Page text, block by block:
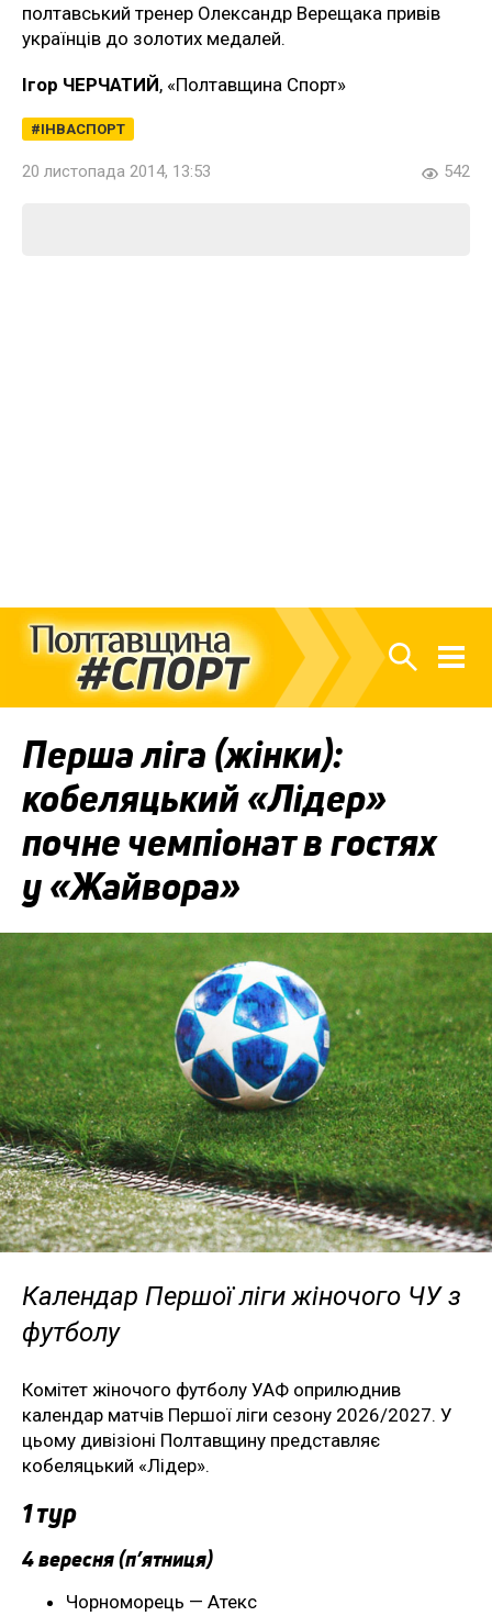
полтавський тренер Олександр Верещака привів
українців до золотих медалей.
Ігор ЧЕРЧАТИЙ, «Полтавщина Спорт»
ІНВАСПОРТ
20 листопада 2014, 13:53 542
Перша ліга (жінки):
кобеляцький «Лідер»
почне чемпіонат в гостях
у «Жайвора»
Календар Першої ліги жіночого ЧУ з
футболу
Комітет жіночого футболу УАФ оприлюднив
календар матчів Першої ліги сезону 2026/2027. У
цьому дивізіоні Полтавщину представляє
кобеляцький «Лідер».
1 тур
4 вересня (п’ятниця)
Чорноморець — Атекс